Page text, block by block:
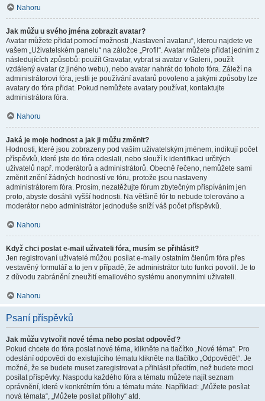
Nahoru
Jak můžu u svého jména zobrazit avatar?
Avatar můžete přidat pomocí možnosti „Nastavení avataru“, kterou najdete ve
vašem „Uživatelském panelu“ na záložce „Profil“. Avatar můžete přidat jedním z
následujících způsobů: použít Gravatar, vybrat si avatar v Galerii, použít
vzdálený avatar (z jiného webu), nebo avatar nahrát do tohoto fóra. Záleží na
administrátorovi fóra, jestli je používání avatarů povoleno a jakými způsoby lze
avatary do fóra přidat. Pokud nemůžete avatary používat, kontaktujte
administrátora fóra.
Nahoru
Jaká je moje hodnost a jak ji můžu změnit?
Hodnosti, které jsou zobrazeny pod vaším uživatelským jménem, indikují počet
příspěvků, které jste do fóra odeslali, nebo slouží k identifikaci určitých
uživatelů např. moderátorů a administrátorů. Obecně řečeno, nemůžete sami
změnit znění žádných hodností ve fóru, protože jsou nastaveny
administrátorem fóra. Prosím, nezatěžujte fórum zbytečným přispíváním jen
proto, abyste dosáhli vyšší hodnosti. Na většině fór to nebude tolerováno a
moderátor nebo administrátor jednoduše sníží váš počet příspěvků.
Nahoru
Když chci poslat e-mail uživateli fóra, musím se přihlásit?
Jen registrovaní uživatelé můžou posílat e-maily ostatním členům fóra přes
vestavěný formulář a to jen v případě, že administrátor tuto funkci povolil. Je to
z důvodu zabránění zneužití emailového systému anonymními uživateli.
Nahoru
Psaní příspěvků
Jak můžu vytvořit nové téma nebo poslat odpověď?
Pokud chcete do fóra poslat nové téma, klikněte na tlačítko „Nové téma“. Pro
odeslání odpovědi do existujícího tématu klikněte na tlačítko „Odpovědět“. Je
možné, že se budete muset zaregistrovat a přihlásit předtím, než budete moci
posílat příspěvky. Naspodu každého fóra a tématu můžete najít seznam
oprávnění, které v konkrétním fóru a tématu máte. Například: „Můžete posílat
nová témata“, „Můžete posílat přílohy“ atd.